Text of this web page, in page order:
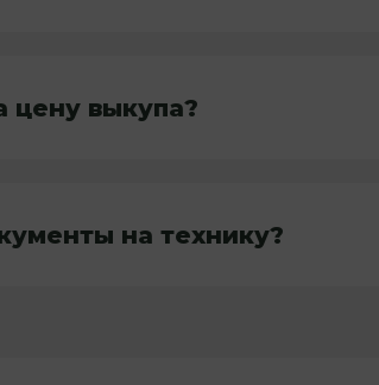
цену выкупа?
на технику?